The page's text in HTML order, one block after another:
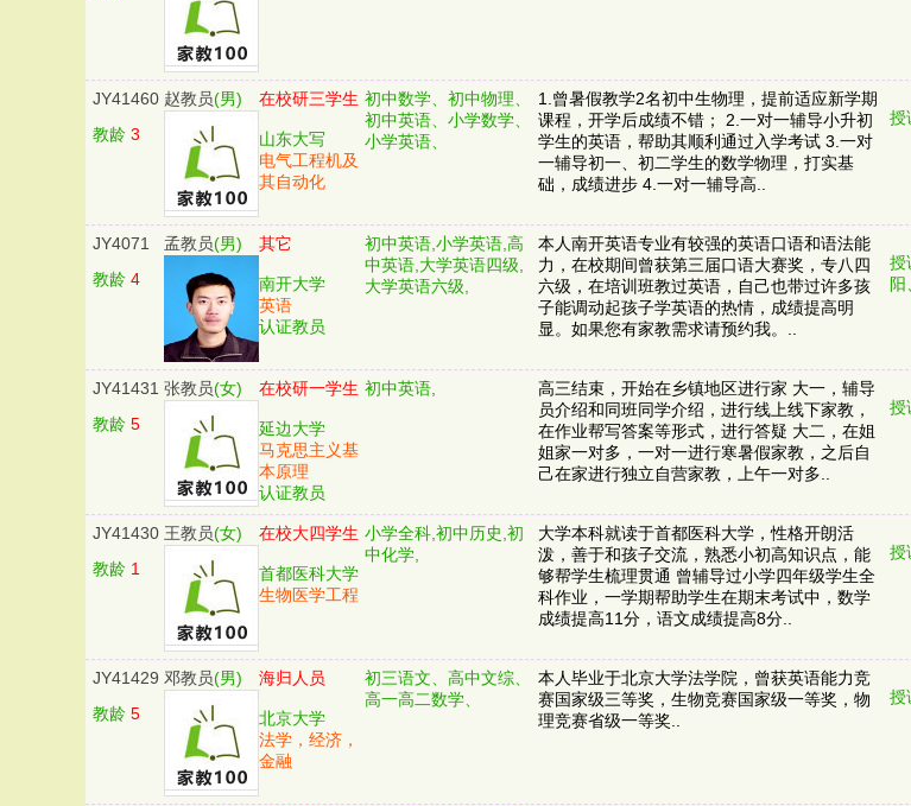
JY41460
教龄 3
赵教员(男) 在校研三学生
山东大写
电气工程机及
其自动化
初中数学、初中物理、
初中英语、小学数学、
小学英语、
1.曾暑假教学2名初中生物理，提前适应新学期
课程，开学后成绩不错； 2.一对一辅导小升初
学生的英语，帮助其顺利通过入学考试 3.一对
一辅导初一、初二学生的数学物理，打实基
础，成绩进步 4.一对一辅导高..
授
JY4071
教龄 4
孟教员(男) 其它
南开大学
英语
认证教员
初中英语,小学英语,高
中英语,大学英语四级,
大学英语六级,
本人南开英语专业有较强的英语口语和语法能
力，在校期间曾获第三届口语大赛奖，专八四
六级，在培训班教过英语，自己也带过许多孩
子能调动起孩子学英语的热情，成绩提高明
显。如果您有家教需求请预约我。..
授
阳
JY41431
教龄 5
张教员(女) 在校研一学生
延边大学
马克思主义基
本原理
认证教员
初中英语,
高三结束，开始在乡镇地区进行家 大一，辅导
员介绍和同班同学介绍，进行线上线下家教，
在作业帮写答案等形式，进行答疑 大二，在姐
姐家一对多，一对一进行寒暑假家教，之后自
己在家进行独立自营家教，上午一对多..
授
JY41430
教龄 1
王教员(女) 在校大四学生
首都医科大学
生物医学工程
小学全科,初中历史,初
中化学,
大学本科就读于首都医科大学，性格开朗活
泼，善于和孩子交流，熟悉小初高知识点，能
够帮学生梳理贯通 曾辅导过小学四年级学生全
科作业，一学期帮助学生在期末考试中，数学
成绩提高11分，语文成绩提高8分..
授
JY41429
教龄 5
邓教员(男) 海归人员
北京大学
法学，经济，
金融
初三语文、高中文综、
高一高二数学、
本人毕业于北京大学法学院，曾获英语能力竞
赛国家级三等奖，生物竞赛国家级一等奖，物
理竞赛省级一等奖..
授